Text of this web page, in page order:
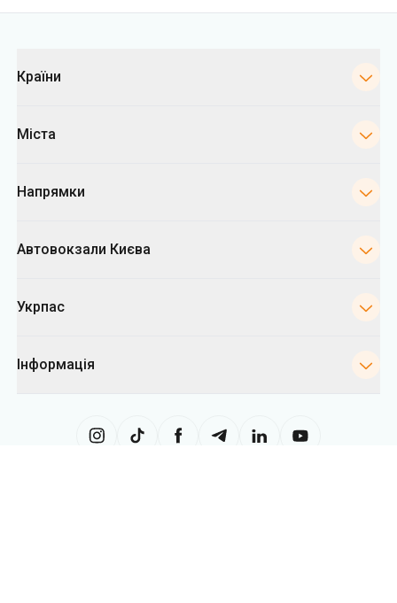
Країни
Міста
Напрямки
Автовокзали Києва
Укрпас
Інформація